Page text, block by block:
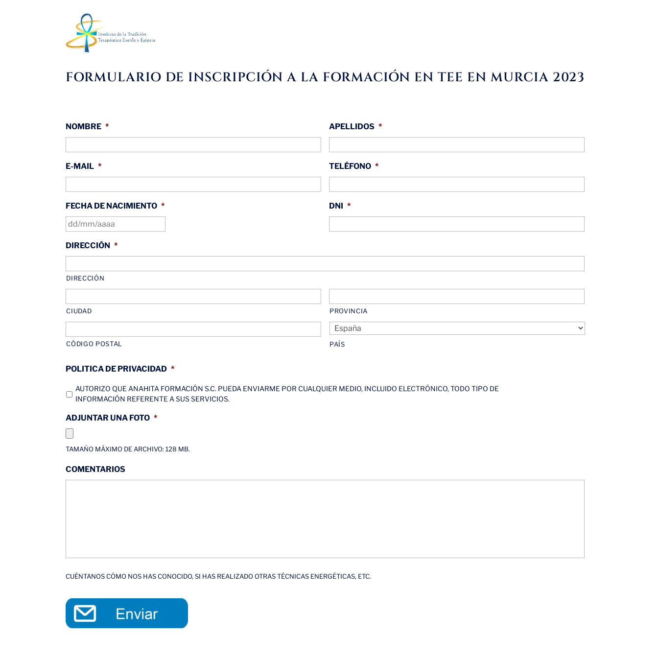
FORMULARIO DE INSCRIPCIÓN A LA FORMACIÓN EN TEE EN MURCIA 2023
NOMBRE * APELLIDOS *
E-MAIL * TELÉFONO *
FECHA DE NACIMIENTO *
AAAA
DNI *
DIRECCIÓN *
DIRECCIÓN
CIUDAD PROVINCIA
CÓDIGO POSTAL PAÍS
POLITICA DE PRIVACIDAD *
AUTORIZO QUE ANAHITA FORMACIÓN S.C. PUEDA ENVIARME POR CUALQUIER MEDIO, INCLUIDO ELECTRÓNICO, TODO TIPO DE
INFORMACIÓN REFERENTE A SUS SERVICIOS.
ADJUNTAR UNA FOTO *
TAMAÑO MÁXIMO DE ARCHIVO: 128 MB.
COMENTARIOS
CUÉNTANOS CÓMO NOS HAS CONOCIDO, SI HAS REALIZADO OTRAS TÉCNICAS ENERGÉTICAS, ETC.